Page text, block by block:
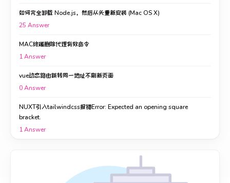
如何完全卸载 Node.js，然后从头重新安装 (Mac OS X)
25 Answer
MAC终端删除代理有效命令
1Answer
vue动态路由跳转同一地址不刷新页面
0Answer
NUXT引入tailwindcss报错Error: Expected an opening square
bracket.
1Answer